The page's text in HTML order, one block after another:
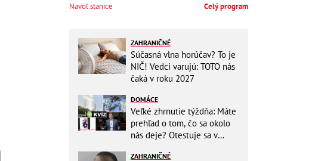
Navoľ stanice Celý program
ZAHRANIČNÉ
Súčasná vlna horúčav? To je
NIČ! Vedci varujú: TOTO nás
čaká v roku 2027
DOMÁCE
Veľké zhrnutie týždňa: Máte
prehľad o tom, čo sa okolo
nás deje? Otestuje sa v
ZAHRANIČNÉ